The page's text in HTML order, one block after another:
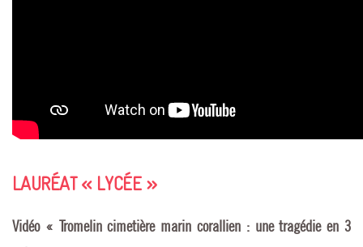
LAURÉAT « LYCÉE »
Vidéo « Tromelin cimetière marin corallien : une tragédie en 3